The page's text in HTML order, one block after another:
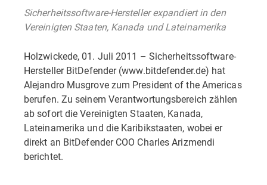
Sicherheitssoftware-Hersteller expandiert in den
Vereinigten Staaten, Kanada und Lateinamerika
Holzwickede, 01. Juli 2011 – Sicherheitssoftware-
Hersteller BitDefender (www.bitdefender.de) hat
Alejandro Musgrove zum President of the Americas
berufen. Zu seinem Verantwortungsbereich zählen
ab sofort die Vereinigten Staaten, Kanada,
Lateinamerika und die Karibikstaaten, wobei er
direkt an BitDefender COO Charles Arizmendi
berichtet.